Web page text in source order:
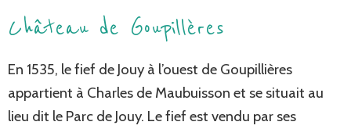
Château de Goupillères
En 1535, le fief de Jouy à l’ouest de Goupillières
appartient à Charles de Maubuisson et se situait au
lieu dit le Parc de Jouy. Le fief est vendu par ses